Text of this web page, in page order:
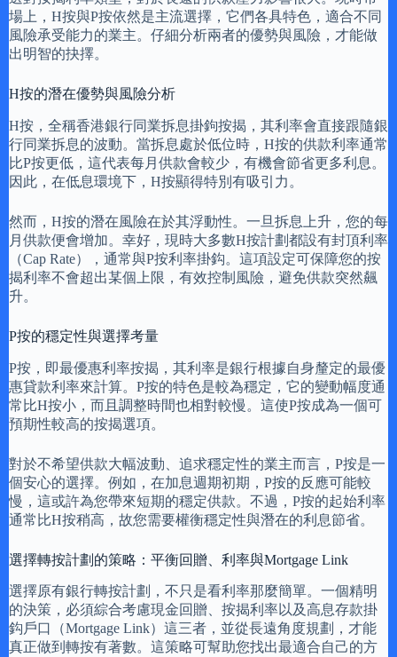
場上，H按與P按依然是主流選擇，它們各具特色，適合不同
風險承受能力的業主。仔細分析兩者的優勢與風險，才能做
出明智的抉擇。
H按的潛在優勢與風險分析
H按，全稱香港銀行同業拆息掛鉤按揭，其利率會直接跟隨銀
行同業拆息的波動。當拆息處於低位時，H按的供款利率通常
比P按更低，這代表每月供款會較少，有機會節省更多利息。
因此，在低息環境下，H按顯得特別有吸引力。
然而，H按的潛在風險在於其浮動性。一旦拆息上升，您的每
月供款便會增加。幸好，現時大多數H按計劃都設有封頂利率
（Cap Rate），通常與P按利率掛鈎。這項設定可保障您的按
揭利率不會超出某個上限，有效控制風險，避免供款突然飆
升。
P按的穩定性與選擇考量
P按，即最優惠利率按揭，其利率是銀行根據自身釐定的最優
惠貸款利率來計算。P按的特色是較為穩定，它的變動幅度通
常比H按小，而且調整時間也相對較慢。這使P按成為一個可
預期性較高的按揭選項。
對於不希望供款大幅波動、追求穩定性的業主而言，P按是一
個安心的選擇。例如，在加息週期初期，P按的反應可能較
慢，這或許為您帶來短期的穩定供款。不過，P按的起始利率
通常比H按稍高，故您需要權衡穩定性與潛在的利息節省。
選擇轉按計劃的策略：平衡回贈、利率與Mortgage Link
選擇原有銀行轉按計劃，不只是看利率那麼簡單。一個精明
的決策，必須綜合考慮現金回贈、按揭利率以及高息存款掛
鈎戶口（Mortgage Link）這三者，並從長遠角度規劃，才能
真正做到轉按有著數。這策略可幫助您找出最適合自己的方